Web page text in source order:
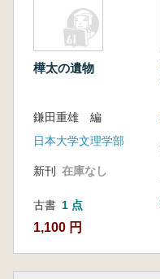
樺太の遺物
鎌田重雄 編
日本大学文理学部
新刊 在庫なし
古書 1 点
1,100 円